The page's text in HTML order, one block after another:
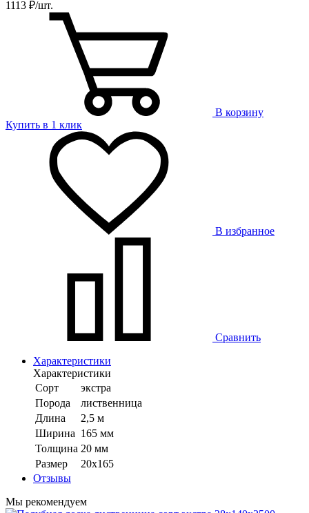
1113 ₽/шт.
В корзину
Купить в 1 клик
В избранное
Сравнить
Характеристики
Характеристики
Сорт
экстра
Порода
лиственница
Длина
2,5 м
Ширина 165 мм
Толщина 20 мм
Размер
20х165
Отзывы
Мы рекомендуем